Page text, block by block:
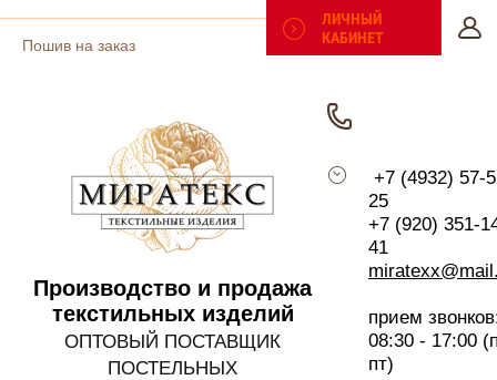
Пошив на заказ
Таблицы размеров
Отзывы
конфиденциальности
Регистрация
ЛИЧНЫЙ
КАБИНЕТ
Производство и продажа
текстильных изделий
ОПТОВЫЙ ПОСТАВЩИК
ПОСТЕЛЬНЫХ
+7 (4932) 57-
25
+7 (920) 351-
41
прием
08:30 - 17:00
пт)